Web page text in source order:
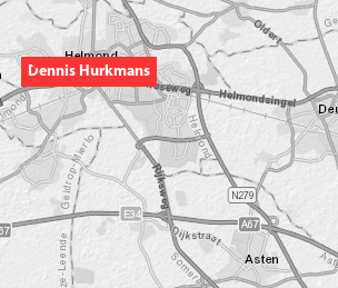
Dennis Hurkmans